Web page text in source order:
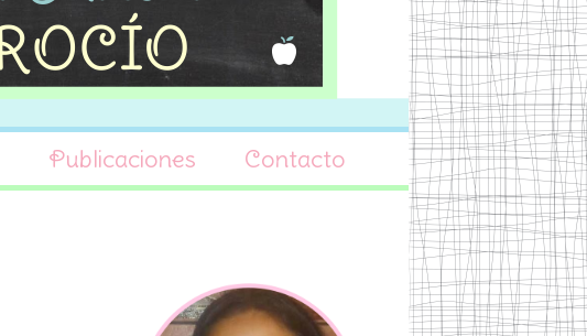
Publicaciones Contacto